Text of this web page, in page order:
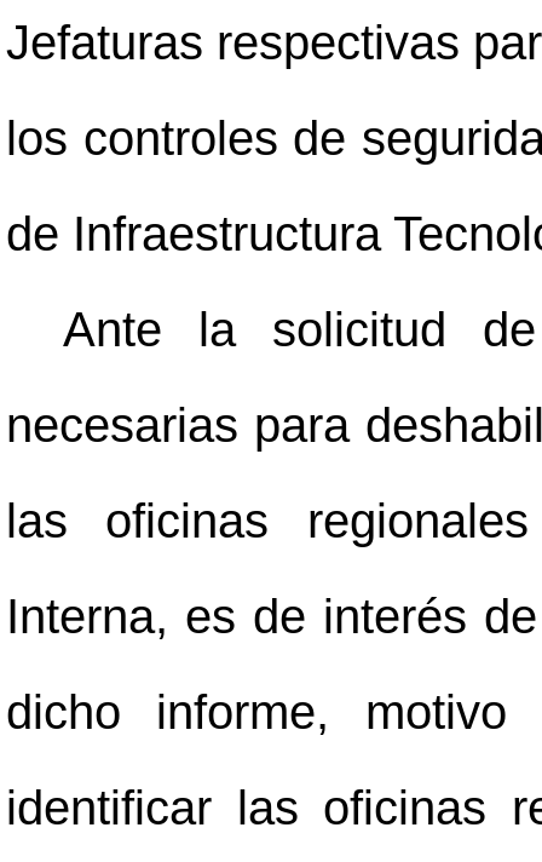
Jefaturas respectivas
los controles de
de Infraestructura
Ante la solicitud
necesarias para
las oficinas
Interna, es de interés
dicho informe,
identificar las oficinas